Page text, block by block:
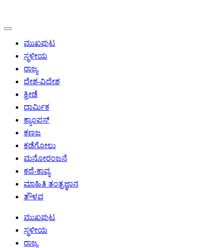
ಮುಖಪುಟ
ಸ್ಥಳೀಯ
ರಾಜ್ಯ
ದೇಶ-ವಿದೇಶ
ಕ್ರೀಡೆ
ಧಾರ್ಮಿಕ
ಕ್ಯಾಂಪಸ್
ಕಣಜ
ಕಡೆಗೋಲು
ಮನೋರಂಜನೆ
ಕಥೆ-ಕಾವ್ಯ
ಮಾಹಿತಿ ತಂತ್ರಜ್ಞಾನ
ತೌಳವ
ಮುಖಪುಟ
ಸ್ಥಳೀಯ
ರಾಜ್ಯ